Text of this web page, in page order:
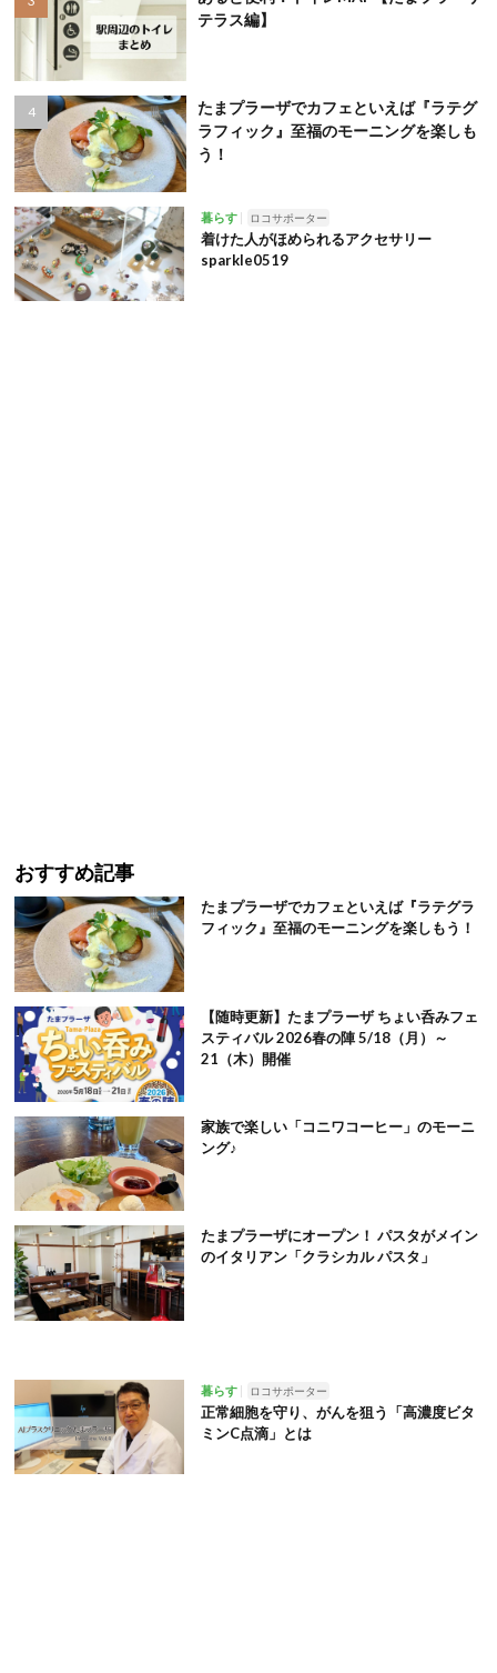
テラス編】
たまプラーザでカフェといえば『ラテグ
ラフィック』至福のモーニングを楽しも
う！
暮らす ロコサポーター
着けた人がほめられるアクセサリー
sparkle0519
おすすめ記事
たまプラーザでカフェといえば『ラテグラ
フィック』至福のモーニングを楽しもう！
【随時更新】たまプラーザ ちょい呑みフェ
スティバル 2026春の陣 5/18（月）～
21（木）開催
家族で楽しい「コニワコーヒー」のモーニ
ング♪
たまプラーザにオープン！ パスタがメイン
のイタリアン「クラシカル パスタ」
暮らす ロコサポーター
正常細胞を守り、がんを狙う「高濃度ビタ
ミンC点滴」とは